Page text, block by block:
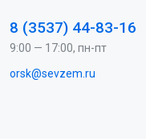
8 (3537) 44-83-16
9:00 — 17:00, пн-пт
orsk@sevzem.ru